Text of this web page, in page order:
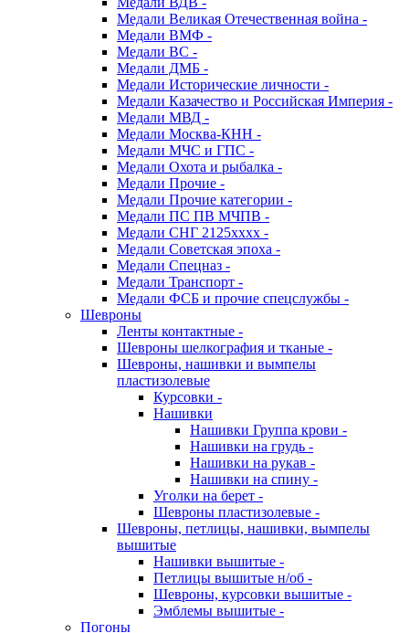
Медали Великая Отечественная война -
Медали ВМФ -
Медали ВС -
Медали ДМБ -
Медали Исторические личности -
Медали Казачество и Российская Империя -
Медали МВД -
Медали Москва-КНН -
Медали МЧС и ГПС -
Медали Охота и рыбалка -
Медали Прочие -
Медали Прочие категории -
Медали ПС ПВ МЧПВ -
Медали СНГ 2125хххх -
Медали Советская эпоха -
Медали Спецназ -
Медали Транспорт -
Медали ФСБ и прочие спецслужбы -
Шевроны
Ленты контактные -
Шевроны шелкография и тканые -
Шевроны, нашивки и вымпелы
пластизолевые
Курсовки -
Нашивки
Нашивки Группа крови -
Нашивки на грудь -
Нашивки на рукав -
Нашивки на спину -
Уголки на берет -
Шевроны пластизолевые -
Шевроны, петлицы, нашивки, вымпелы
вышитые
Нашивки вышитые -
Петлицы вышитые н/об -
Шевроны, курсовки вышитые -
Эмблемы вышитые -
Погоны